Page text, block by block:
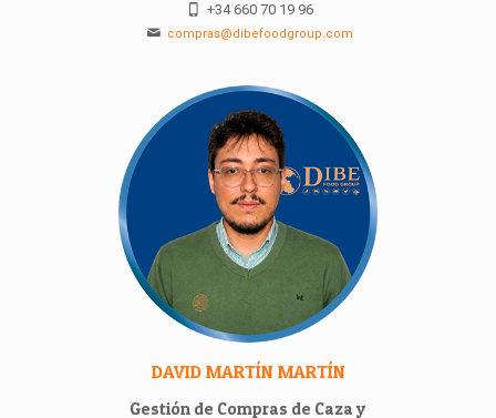
+34 660 70 19 96
compras@dibefoodgroup.com
DAVID MARTÍN MARTÍN
Gestión de Compras de Caza y